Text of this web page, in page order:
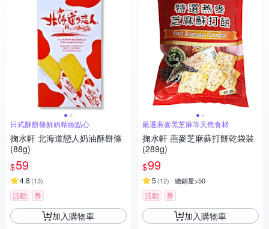
日式酥餅條鮮奶精緻點心
掬水軒 北海道戀人奶油酥餅條
(88g)
$59
4.8 (13)
活動 券
加入購物車
嚴選燕麥黑芝麻等天然食材
掬水軒 燕麥芝麻蘇打餅乾袋裝
(289g)
$99
5 (12) 總銷量>50
活動 券
加入購物車